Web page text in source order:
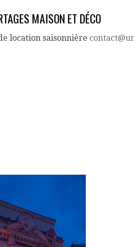
MAISON ET DÉCO
location saisonnière